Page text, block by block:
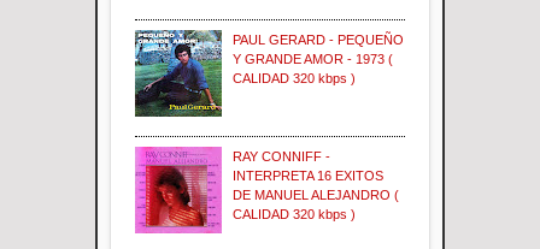
PAUL GERARD - PEQUEÑO
Y GRANDE AMOR - 1973 (
CALIDAD 320 kbps )
RAY CONNIFF -
INTERPRETA 16 EXITOS
DE MANUEL ALEJANDRO (
CALIDAD 320 kbps )